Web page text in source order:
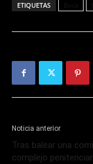
ETIQUETAS
Noticia anterior
Tras balear una
complejo